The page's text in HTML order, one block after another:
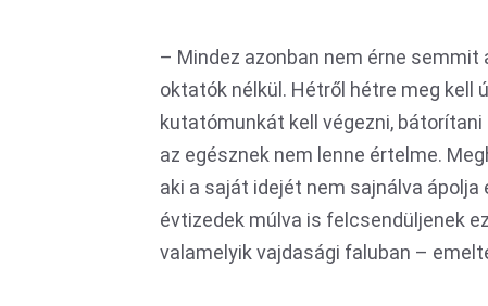
– Mindez azonban nem érne
oktatók nélkül. Hétről hétre meg kell
kutatómunkát kell végezni,
az egésznek nem lenne értelme.
aki a saját idejét nem sajnálva
évtizedek múlva is felcsendüljenek
valamelyik vajdasági faluban –